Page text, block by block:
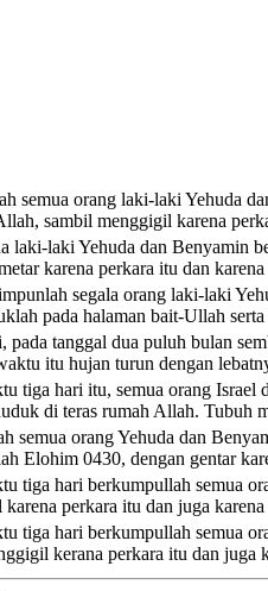
semua orang laki-laki Yehuda
sambil menggigil karena
laki-laki Yehuda dan Benyamin
karena perkara itu dan
segala orang laki-laki
pada halaman bait-Ullah
pada tanggal dua puluh bulan
itu hujan turun dengan
tiga hari itu, semua orang Israel
di teras rumah Allah. Tubuh
semua orang Yehuda dan
Elohim 0430, dengan gentar
tiga hari berkumpullah semua
perkara itu dan juga
tiga hari berkumpullah semua
kerana perkara itu dan juga